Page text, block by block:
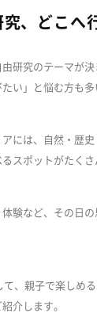
、どこへ
研究のテーマが
い」と悩む方も多
には、自然・歴
スポットがたくさ
験など、その日
て、親子で楽しめ
介します。